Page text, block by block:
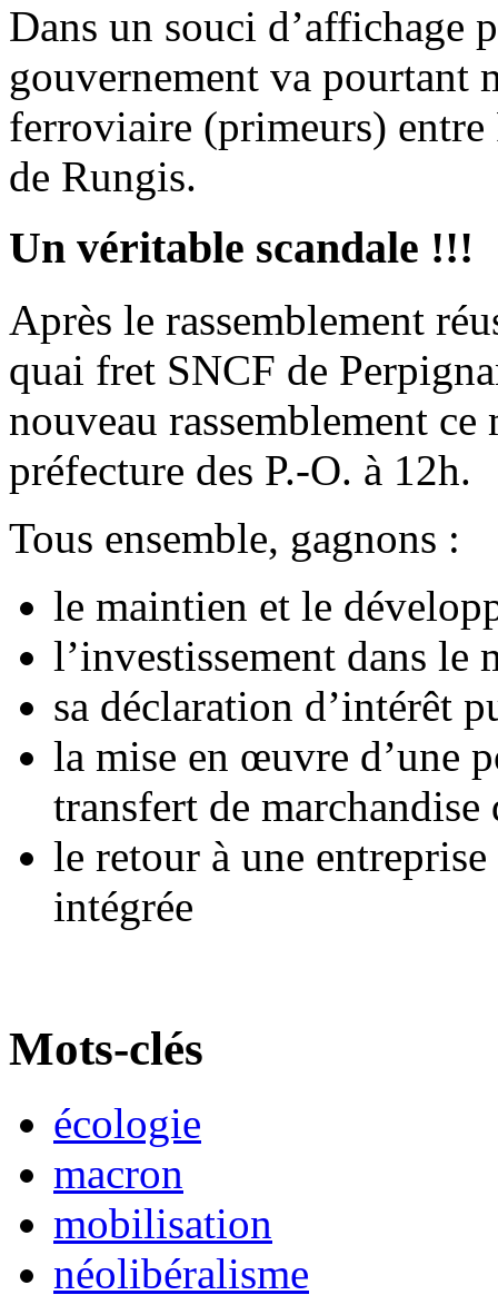
Dans un souci d’affichage
gouvernement va pourtant
ferroviaire (primeurs)
de Rungis.
Un véritable scandale !!!
Après le rassemblement
quai fret SNCF de
nouveau rassemblement
préfecture des P.-O. à 12h.
Tous ensemble, gagnons :
le maintien et le
l’investissement dans
sa déclaration d’intérêt
la mise en œuvre d’une
transfert de
le retour à une
intégrée
Mots-clés
écologie
macron
mobilisation
néolibéralisme